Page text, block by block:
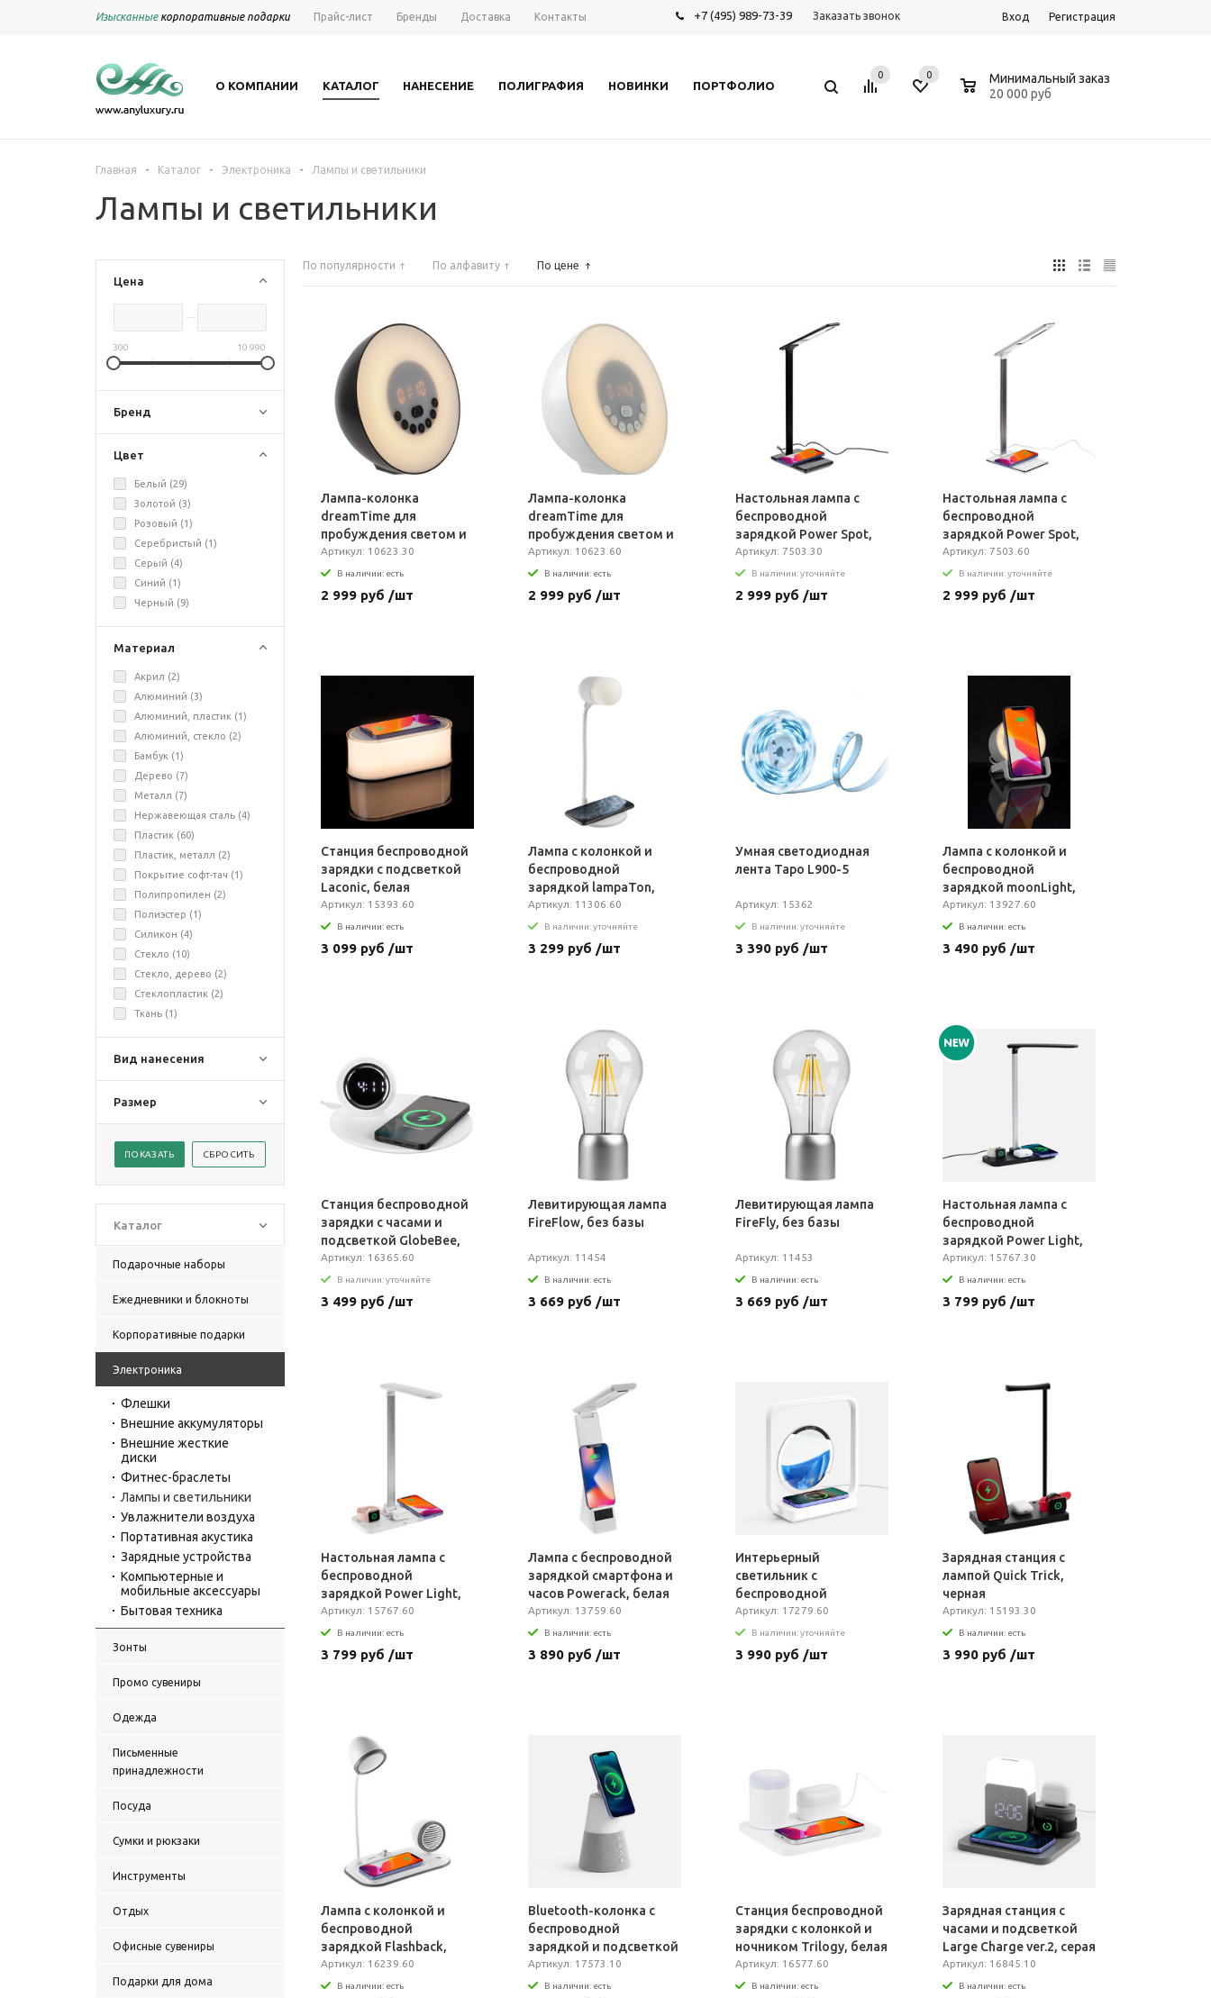
Изысканныекорпоративные подарки Прайс-лист Бренды Доставка Контакты +7 (495) 989-73-39 Заказать звонок Вход Регистрация
О КОМПАНИИ КАТАЛОГ НАНЕСЕНИЕ ПОЛИГРАФИЯ НОВИНКИ ПОРТФОЛИО
0 0
Минимальный заказ
20 000 руб
Главная - Каталог - Электроника - Лампы и светильники
Лампы и светильники
Цена
300 10 990
Бренд
Цвет
Белый (29)
Золотой (3)
Розовый (1)
Серебристый (1)
Серый (4)
Синий (1)
Черный (9)
Материал
Акрил (2)
Алюминий (3)
Алюминий, пластик (1)
Алюминий, стекло (2)
Бамбук (1)
Дерево (7)
Металл (7)
Нержавеющая сталь (4)
Пластик (60)
Пластик, металл (2)
Покрытие софт-тач (1)
Полипропилен (2)
Полиэстер (1)
Силикон (4)
Стекло (10)
Стекло, дерево (2)
Стеклопластик (2)
Ткань (1)
Вид нанесения
Размер
Каталог
Подарочные наборы
Ежедневники и блокноты
Корпоративные подарки
Электроника
Флешки
Внешние аккумуляторы
Внешние жесткие
диски
Фитнес-браслеты
Лампы и светильники
Увлажнители воздуха
Портативная акустика
Зарядные устройства
Компьютерные и
мобильные аксессуары
Бытовая техника
Зонты
Промо сувениры
Одежда
Письменные
принадлежности
Посуда
Сумки и рюкзаки
Инструменты
Отдых
Офисные сувениры
Подарки для дома
По популярности По алфавиту По цене
Лампа-колонка
dreamTime для
пробуждения светом и
музыкой, черная
Артикул: 10623.30
В наличии: есть
2 999 руб /шт
Лампа-колонка
dreamTime для
пробуждения светом и
музыкой, белая
Артикул: 10623.60
В наличии: есть
2 999 руб /шт
Настольная лампа с
беспроводной
зарядкой Power Spot,
черная
Артикул: 7503.30
В наличии: уточняйте
2 999 руб /шт
Настольная лампа с
беспроводной
зарядкой Power Spot,
белая
Артикул: 7503.60
В наличии: уточняйте
2 999 руб /шт
Станция беспроводной
зарядки с подсветкой
Laconic, белая
Артикул: 15393.60
В наличии: есть
3 099 руб /шт
Лампа с колонкой и
беспроводной
зарядкой lampaTon,
белая
Артикул: 11306.60
В наличии: уточняйте
3 299 руб /шт
Умная светодиодная
лента Tapo L900-5
Артикул: 15362
В наличии: уточняйте
3 390 руб /шт
Лампа с колонкой и
беспроводной
зарядкой moonLight,
белая
Артикул: 13927.60
В наличии: есть
3 490 руб /шт
Станция беспроводной
зарядки с часами и
подсветкой GlobeBee,
белая
Артикул: 16365.60
В наличии: уточняйте
3 499 руб /шт
Левитирующая лампа
FireFlow, без базы
Артикул: 11454
В наличии: есть
3 669 руб /шт
Левитирующая лампа
FireFly, без базы
Артикул: 11453
В наличии: есть
3 669 руб /шт
Настольная лампа с
беспроводной
зарядкой Power Light,
черная
Артикул: 15767.30
В наличии: есть
3 799 руб /шт
Настольная лампа с
беспроводной
зарядкой Power Light,
белая
Артикул: 15767.60
В наличии: есть
3 799 руб /шт
Лампа с беспроводной
зарядкой смартфона и
часов Powerack, белая
Артикул: 13759.60
В наличии: есть
3 890 руб /шт
Интерьерный
светильник с
беспроводной
зарядкой Sandflow,
белый
Артикул: 17279.60
В наличии: уточняйте
3 990 руб /шт
Зарядная станция с
лампой Quick Trick,
черная
Артикул: 15193.30
В наличии: есть
3 990 руб /шт
Лампа с колонкой и
беспроводной
зарядкой Flashback,
белая
Артикул: 16239.60
В наличии: есть
Bluetooth-колонка с
беспроводной
зарядкой и подсветкой
Cone Sonance, серая
Артикул: 17573.10
В наличии: есть
Станция беспроводной
зарядки с колонкой и
ночником Trilogy, белая
Артикул: 16577.60
В наличии: есть
Зарядная станция с
часами и подсветкой
Large Charge ver.2, серая
Артикул: 16845.10
В наличии: есть